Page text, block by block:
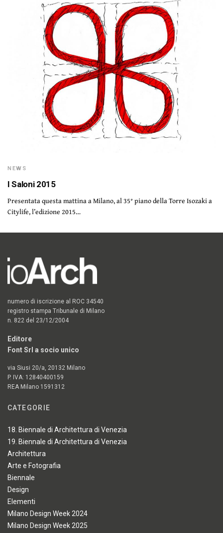
NEWS
I Saloni 2015
Presentata questa mattina a Milano, al 35° piano della Torre Isozaki a
Citylife, l’edizione 2015…
numero di iscrizione al ROC 34540
registro stampa Tribunale di Milano
n. 822 del 23/12/2004
Editore
Font Srl a socio unico
via Siusi 20/a, 20132 Milano
P. IVA: 12840400159
REA Milano 1591312
CATEGORIE
18. Biennale di Architettura di Venezia
19. Biennale di Architettura di Venezia
Architettura
Arte e Fotografia
Biennale
Design
Elementi
Milano Design Week 2024
Milano Design Week 2025